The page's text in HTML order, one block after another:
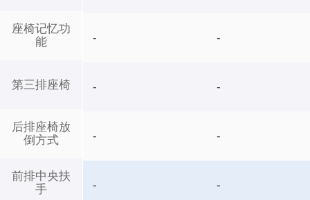
座椅记忆功
能
第三排座椅
后排座椅放
倒方式
前排中央扶
手
- -
- -
- -
- -